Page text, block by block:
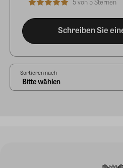
5 von 5 Sternen
Schreiben Sie
Sortieren nach